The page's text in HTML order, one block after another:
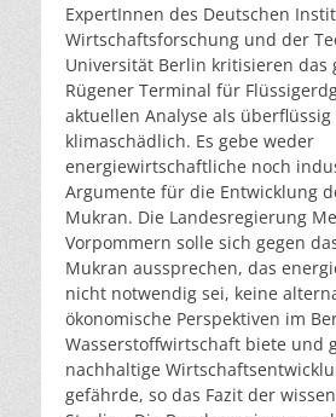
ExpertInnen des Deutschen
Wirtschaftsforschung und der
Universität Berlin kritisieren das
Rügener Terminal für
aktuellen Analyse als überflüssig
klimaschädlich. Es gebe weder
energiewirtschaftliche noch
Argumente für die Entwicklung
Mukran. Die Landesregierung
Vorpommern solle sich gegen
Mukran aussprechen, das
nicht notwendig sei, keine
ökonomische Perspektiven im
Wasserstoffwirtschaft biete und
nachhaltige
gefährde, so das Fazit der